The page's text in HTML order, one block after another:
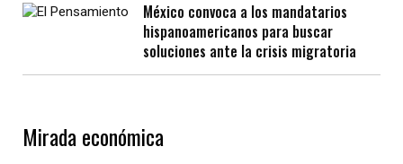
México convoca a los mandatarios
hispanoamericanos para buscar
soluciones ante la crisis migratoria
Mirada económica